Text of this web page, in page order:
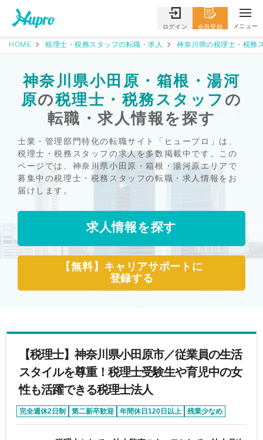
ログイン 会員登録 メニュー
HOME 税理士・税務スタッフの転職・求人 神奈川県の税理士・税務
神奈川県小田原・箱根・湯河
原の税理士・税務スタッフ の
転職・求人情報を探す
士業・管理部門特化の転職サイト「ヒュープロ」は、
税理士・税務スタッフの求人を多数掲載中です。この
ページでは、神奈川県小田原・箱根・湯河原エリアで
募集中の税理士・税務スタッフの転職・求人情報をお
届けします。
求人情報を探す
【無料】キャリアサポートに
登録する
【税理士】神奈川県小田原市／従業員の生活
スタイルを尊重！税理士受験生や育児中の女
性も活躍できる税理士法人
完全週休2日制 第二新卒歓迎 年間休日120日以上
残業少なめ
育休・産休実績あり